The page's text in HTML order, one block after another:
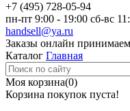
+7 (495) 728-05-94
пн-пт 9:00 - 19:00 сб-вс
handsell@ya.ru
Заказы онлайн
Каталог Главная
Моя корзина(0)
Корзина покупок пуста!